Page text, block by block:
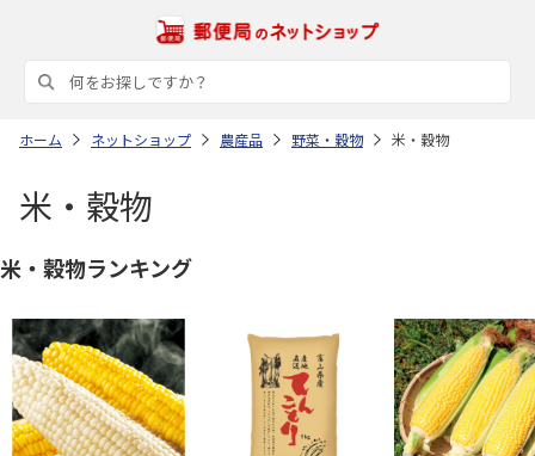
ホーム ネットショップ 農産品 野菜・穀物 米・穀物
米・穀物
米・穀物ランキング